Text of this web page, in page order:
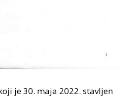
je 30. maja 2022. stavljen